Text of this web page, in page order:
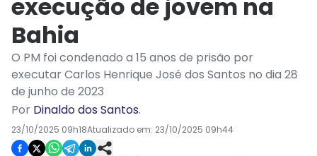
execução de jovem na
Bahia
O PM foi condenado a 15 anos de prisão por
executar Carlos Henrique José dos Santos no dia 28
de junho de 2023
Por Dinaldo dos Santos.
23/10/2025 09h18Atualizado em: 23/10/2025 09h44